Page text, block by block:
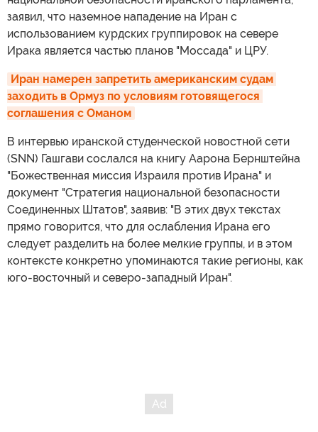
заявил, что наземное нападение на Иран с
использованием курдских группировок на севере
Ирака является частью планов "Моссада" и ЦРУ.
Иран намерен запретить американским судам
заходить в Ормуз по условиям готовящегося
соглашения с Оманом
В интервью иранской студенческой новостной сети
(SNN) Гашгави сослался на книгу Аарона Бернштейна
"Божественная миссия Израиля против Ирана" и
документ "Стратегия национальной безопасности
Соединенных Штатов", заявив: "В этих двух текстах
прямо говорится, что для ослабления Ирана его
следует разделить на более мелкие группы, и в этом
контексте конкретно упоминаются такие регионы, как
юго-восточный и северо-западный Иран".